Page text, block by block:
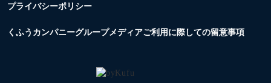
プライバシーポリシー
くふうカンパニーグループメディアご利用に際しての留意事項